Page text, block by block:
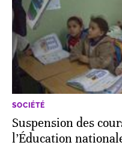
SOCIÉTÉ
Suspension des
l’Éducation